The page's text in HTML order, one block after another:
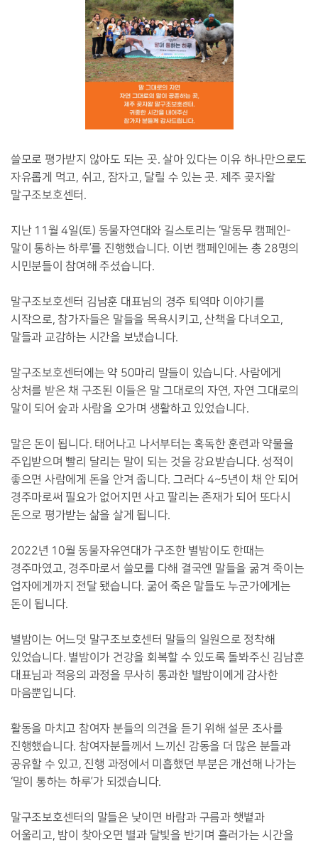
쓸모로 평가받지 않아도 되는 곳. 살아 있다는 이유 하나만으로도
자유롭게 먹고, 쉬고, 잠자고, 달릴 수 있는 곳. 제주 곶자왈
말구조보호센터.
지난 11월 4일(토) 동물자연대와 길스토리는 ‘말동무 캠페인-
말이 통하는 하루’를 진행했습니다. 이번 캠페인에는 총 28명의
시민분들이 참여해 주셨습니다.
말구조보호센터 김남훈 대표님의 경주 퇴역마 이야기를
시작으로, 참가자들은 말들을 목욕시키고, 산책을 다녀오고,
말들과 교감하는 시간을 보냈습니다.
말구조보호센터에는 약 50마리 말들이 있습니다. 사람에게
상처를 받은 채 구조된 이들은 말 그대로의 자연, 자연 그대로의
말이 되어 숲과 사람을 오가며 생활하고 있었습니다.
말은 돈이 됩니다. 태어나고 나서부터는 혹독한 훈련과 약물을
주입받으며 빨리 달리는 말이 되는 것을 강요받습니다. 성적이
좋으면 사람에게 돈을 안겨 줍니다. 그러다 4~5년이 채 안 되어
경주마로써 필요가 없어지면 사고 팔리는 존재가 되어 또다시
돈으로 평가받는 삶을 살게 됩니다.
2022년 10월 동물자유연대가 구조한 별밤이도 한때는
경주마였고, 경주마로서 쓸모를 다해 결국엔 말들을 굶겨 죽이는
업자에게까지 전달 됐습니다. 굶어 죽은 말들도 누군가에게는
돈이 됩니다.
별밤이는 어느덧 말구조보호센터 말들의 일원으로 정착해
있었습니다. 별밤이가 건강을 회복할 수 있도록 돌봐주신 김남훈
대표님과 적응의 과정을 무사히 통과한 별밤이에게 감사한
마음뿐입니다.
활동을 마치고 참여자 분들의 의견을 듣기 위해 설문 조사를
진행했습니다. 참여자분들께서 느끼신 감동을 더 많은 분들과
공유할 수 있고, 진행 과정에서 미흡했던 부분은 개선해 나가는
‘말이 통하는 하루’가 되겠습니다.
말구조보호센터의 말들은 낮이면 바람과 구름과 햇볕과
어울리고, 밤이 찾아오면 별과 달빛을 반기며 흘러가는 시간을